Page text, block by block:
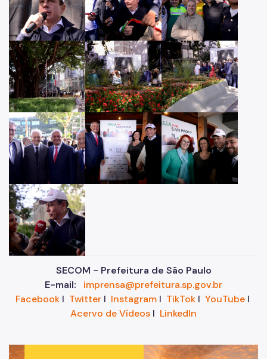
SECOM - Prefeitura de São Paulo
E-mail:
imprensa@prefeitura.sp.gov.br
FacebookI TwitterI InstagramI TikTokI YouTubeI
Acervo de Vídeos I LinkedIn